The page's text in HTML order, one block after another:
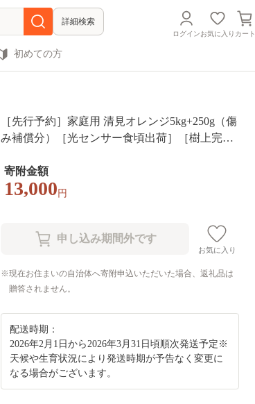
詳細検索
ログインお気に入り カート
初めての方
［先行予約］家庭用 清見オレンジ5kg+250g（傷
み補償分）［光センサー食頃出荷］［樹上完熟
けあり・訳あり］［IKE143］
寄附金額
13,000 円
お気に入り
現在お住まいの自治体へ寄附申込いただいた場合、返礼品は
贈答されません。
配送時期：
2026年2月1日から2026年3月31日頃順次発送予定※
天候や生育状況により発送時期が予告なく変更に
なる場合がございます。